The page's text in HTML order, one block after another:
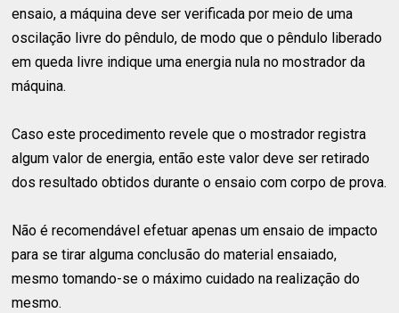
ensaio, a máquina deve ser verificada por meio de uma
oscilação livre do pêndulo, de modo que o pêndulo liberado
em queda livre indique uma energia nula no mostrador da
máquina.
Caso este procedimento revele que o mostrador registra
algum valor de energia, então este valor deve ser retirado
dos resultado obtidos durante o ensaio com corpo de prova.
Não é recomendável efetuar apenas um ensaio de impacto
para se tirar alguma conclusão do material ensaiado,
mesmo tomando-se o máximo cuidado na realização do
mesmo.